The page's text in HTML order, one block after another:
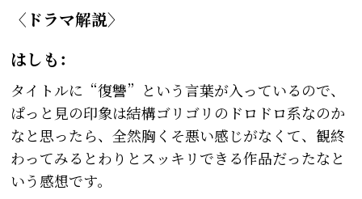
〈ドラマ解説〉
はしも：
タイトルに“復讐”という言葉が入っているので、
ぱっと見の印象は結構ゴリゴリのドロドロ系なのか
なと思ったら、全然胸くそ悪い感じがなくて、観終
わってみるとわりとスッキリできる作品だったなと
いう感想です。